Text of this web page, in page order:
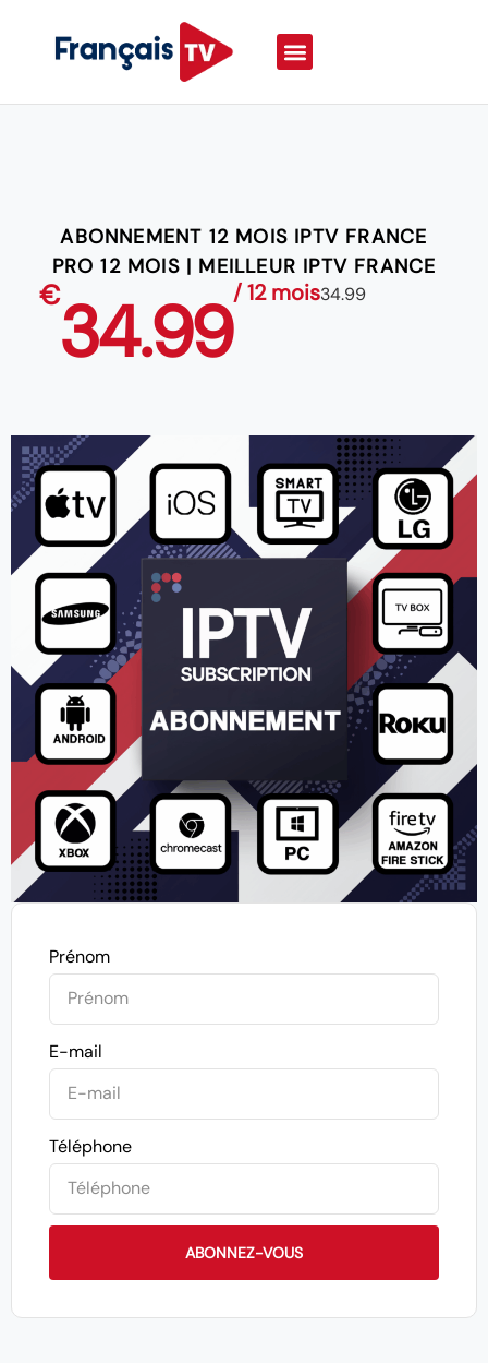
ABONNEMENT 12 MOIS IPTV FRANCE
PRO 12 MOIS | MEILLEUR IPTV FRANCE
€34.99/ 12 mois34.99
Prénom
E-mail
Téléphone
ABONNEZ-VOUS